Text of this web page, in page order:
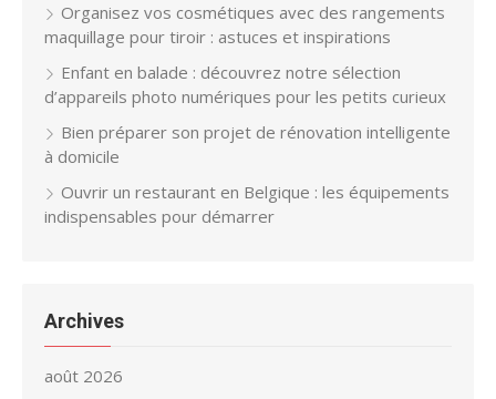
Organisez vos cosmétiques avec des rangements
maquillage pour tiroir : astuces et inspirations
Enfant en balade : découvrez notre sélection
d’appareils photo numériques pour les petits curieux
Bien préparer son projet de rénovation intelligente
à domicile
Ouvrir un restaurant en Belgique : les équipements
indispensables pour démarrer
Archives
août 2026